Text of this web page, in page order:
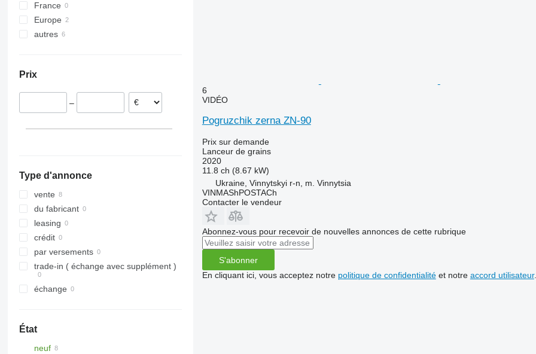
France
Europe
Hongrie
autres
Prix
–
Type d'annonce
vente
du fabricant
leasing
crédit
par versements
trade-in ( échange avec supplément )
échange
État
neuf
6
VIDÉO
Pogruzchik zerna ZN-90
Prix sur demande
Lanceur de grains
2020
11.8 ch (8.67 kW)
Ukraine, Vinnytskyi r-n, m. Vinnytsia
VINMAShPOSTACh
Contacter le vendeur
Abonnez-vous pour recevoir de nouvelles annonces de cette rubrique
S'abonner
En cliquant ici, vous acceptez notre politique de confidentialitéet notre accord utilisateur.